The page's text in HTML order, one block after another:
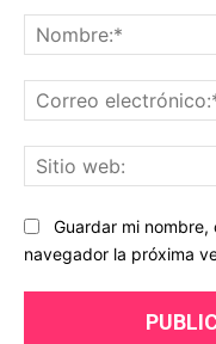
Guardar mi
navegador la próxima